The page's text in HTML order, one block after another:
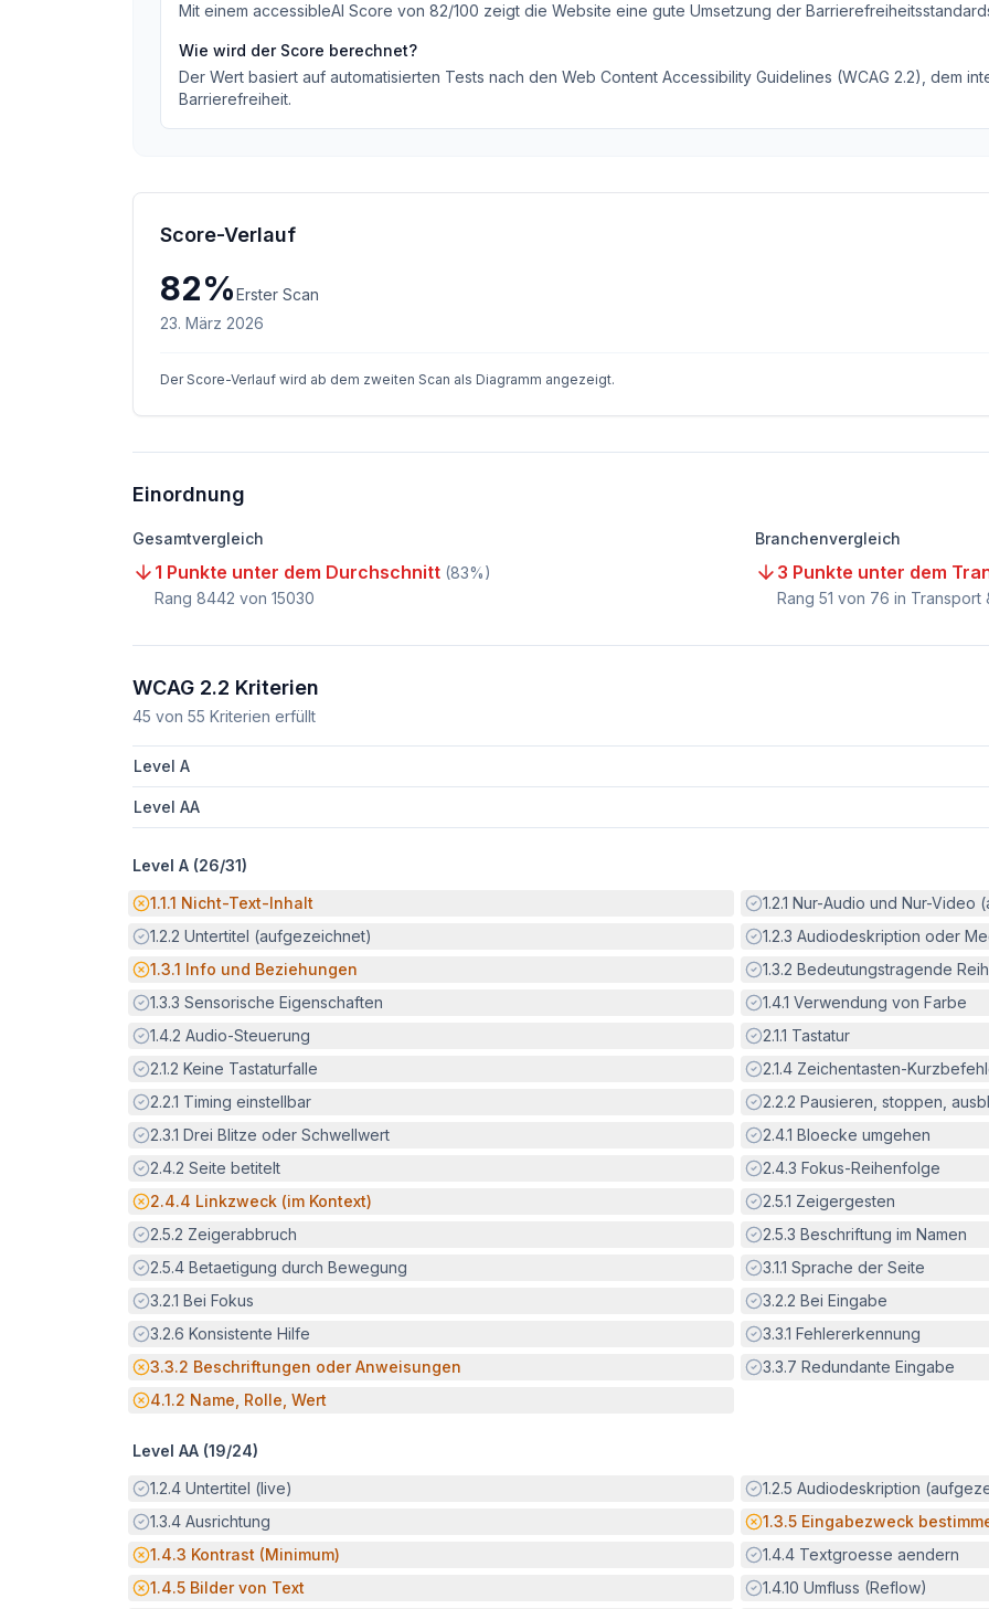
Mit einem accessibleAI Score von 82/100 zeigt die Website eine gute Umsetzung der
Wie wird der Score berechnet?
Der Wert basiert auf automatisierten Tests nach den Web Content Accessibility Guidelines (WCAG 2.2), dem
Barrierefreiheit.
Score-Verlauf
82%Erster Scan
23. März 2026
Der Score-Verlauf wird ab dem zweiten Scan als Diagramm angezeigt.
Einordnung
Gesamtvergleich
1 Punkte unter dem Durchschnitt (83%)
Rang 8442 von 15030
Branchenvergleich
3 Punkte unter dem
Rang 51 von 76 in Transport
WCAG 2.2 Kriterien
45 von 55 Kriterien erfüllt
Level A
Level AA
Level A (26/31)
Potenzielle Barriere:
1.1.1 Nicht-Text-Inhalt Erfüllt:
1.2.1 Nur-Audio und Nur-Video
Erfüllt:
1.2.2 Untertitel (aufgezeichnet) Erfüllt:
1.2.3 Audiodeskription oder
Potenzielle Barriere:
1.3.1 Info und Beziehungen Erfüllt:
1.3.2 Bedeutungstragende
Erfüllt:
1.3.3 Sensorische Eigenschaften Erfüllt:
1.4.1 Verwendung von Farbe
Erfüllt:
1.4.2 Audio-Steuerung Erfüllt:
2.1.1 Tastatur
Erfüllt:
2.1.2 Keine Tastaturfalle Erfüllt:
2.1.4 Zeichentasten-
Erfüllt:
2.2.1 Timing einstellbar Erfüllt:
2.2.2 Pausieren, stoppen,
Erfüllt:
2.3.1 Drei Blitze oder Schwellwert Erfüllt:
2.4.1 Bloecke umgehen
Erfüllt:
2.4.2 Seite betitelt Erfüllt:
2.4.3 Fokus-Reihenfolge
Potenzielle Barriere:
2.4.4 Linkzweck (im Kontext) Erfüllt:
2.5.1 Zeigergesten
Erfüllt:
2.5.2 Zeigerabbruch Erfüllt:
2.5.3 Beschriftung im Namen
Erfüllt:
2.5.4 Betaetigung durch Bewegung Erfüllt:
3.1.1 Sprache der Seite
Erfüllt:
3.2.1 Bei Fokus Erfüllt:
3.2.2 Bei Eingabe
Erfüllt:
3.2.6 Konsistente Hilfe Erfüllt:
3.3.1 Fehlererkennung
Potenzielle Barriere:
3.3.2 Beschriftungen oder Anweisungen Erfüllt:
3.3.7 Redundante Eingabe
Potenzielle Barriere:
4.1.2 Name, Rolle, Wert
Level AA (19/24)
Erfüllt:
1.2.4 Untertitel (live) Erfüllt:
1.2.5 Audiodeskription
Erfüllt:
1.3.4 Ausrichtung Potenzielle Barriere:
1.3.5 Eingabezweck
Potenzielle Barriere:
1.4.3 Kontrast (Minimum) Erfüllt:
1.4.4 Textgroesse aendern
Potenzielle Barriere:
1.4.5 Bilder von Text Erfüllt:
1.4.10 Umfluss (Reflow)